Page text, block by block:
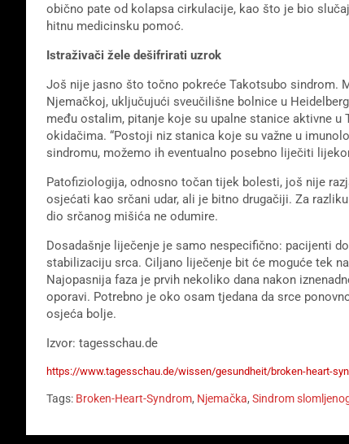
obično pate od kolapsa cirkulacije, kao što je bio
hitnu medicinsku pomoć.
Istraživači žele dešifrirati uzrok
Još nije jasno što točno pokreće Takotsubo sindrom.
Njemačkoj, uključujući sveučilišne bolnice u
među ostalim, pitanje koje su upalne stanice aktivne
okidačima. “Postoji niz stanica koje su važne u
sindromu, možemo ih eventualno posebno liječiti
Patofiziologija, odnosno točan tijek bolesti, još nije
osjećati kao srčani udar, ali je bitno drugačiji. Za
dio srčanog mišića ne odumire.
Dosadašnje liječenje je samo nespecifično: pacijenti
stabilizaciju srca. Ciljano liječenje bit će moguće tek
Najopasnija faza je prvih nekoliko dana nakon
oporavi. Potrebno je oko osam tjedana da srce
osjeća bolje.
Izvor: tagesschau.de
https://www.tagesschau.de/wissen/gesundheit/broken-heart-
Tags: Broken-Heart-Syndrom, Njemačka, Sindrom